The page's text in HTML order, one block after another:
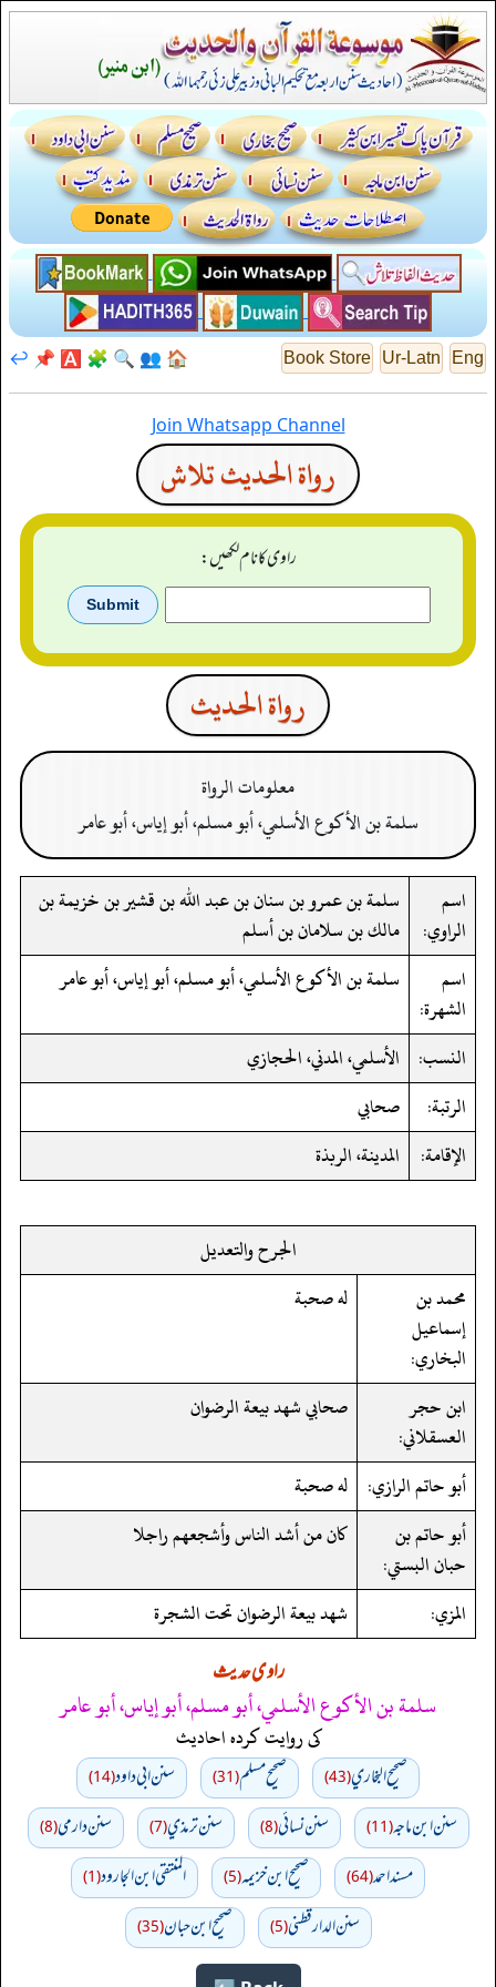
Eng
Ur-Latn
Book Store
🏠
👥
🔍
🧩
🅰️
📌
↩️
Join Whatsapp Channel
رواة الحديث تلاش
راوی کا نام لکھیں:
رواة الحدیث
معلومات الرواة
سلمة بن الأكوع الأسلمي، أبو مسلم، أبو إياس، أبو عامر
اسم
الراوي:
سلمة بن عمرو بن سنان بن عبد الله بن قشير بن خزيمة بن
مالك بن سلامان بن أسلم
اسم
الشهرة:
سلمة بن الأكوع الأسلمي، أبو مسلم، أبو إياس، أبو عامر
النسب: الأسلمي، المدني، الحجازي
الرتبة:
صحابي
الإقامة:
المدينة، الربذة
الجرح والتعديل
محمد بن
إسماعيل
البخاري:
له صحبة
ابن حجر
العسقلاني:
صحابي شهد بيعة الرضوان
أبو حاتم الرازي: له صحبة
أبو حاتم بن
حبان البستي:
كان من أشد الناس وأشجعهم راجلا
المزي: شهد بيعة الرضوان تحت الشجرة
راوی حدیث
سلمة بن الأكوع الأسلمي، أبو مسلم، أبو إياس، أبو عامر
کی روایت کردہ احادیث
صحيح البخاري(43) صحيح مسلم(31) سنن ابي داود(14)
سنن ابن ماجه(11) سنن نسائي(8) سنن ترمذي(7) سنن دارمي(8)
مسند احمد(64) صحيح ابن خزيمه(5) المنتقى ابن الجارود(1)
سنن الدارقطني(5) صحیح ابن حبان(35)